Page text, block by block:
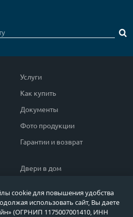
Услуги
Как купить
Документы
Фото продукции
Гарантии и возврат
Двери в дом
Двери в квартиру
cookie для повышения удобства
использовать сайт, Вы даете
(ОГРНИП 1175007001410, ИНН